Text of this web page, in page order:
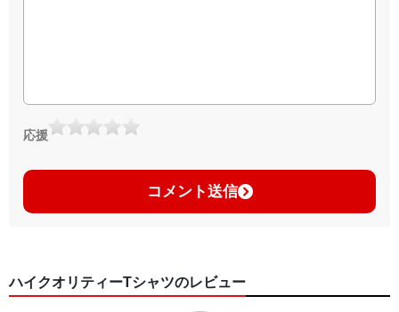
応援
コメント送信
ハイクオリティーTシャツのレビュー